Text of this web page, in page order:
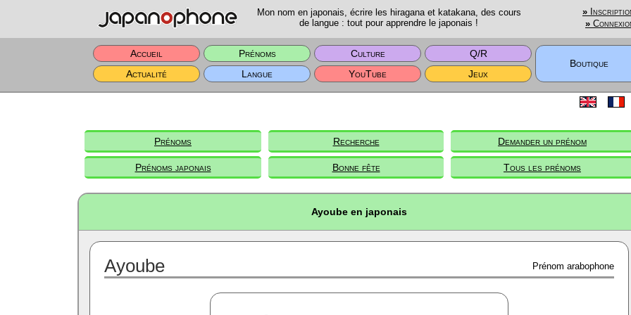
Mon nom en japonais, écrire les hiragana et katakana, des cours
de langue : tout pour apprendre le japonais !
»
»
Accueil Prénoms Culture
Q/R
Boutique
Actualité
Langue YouTube Jeux
Prénoms Recherche Demander un prénom
Prénoms japonais Bonne fête Tous les prénoms
Ayoube en japonais
Ayoube Prénom arabophone